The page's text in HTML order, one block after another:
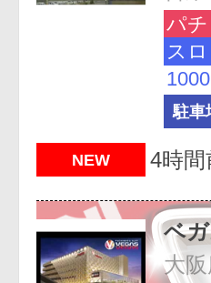
パチ
スロ
駐車
NEW 4時間
ベ
大